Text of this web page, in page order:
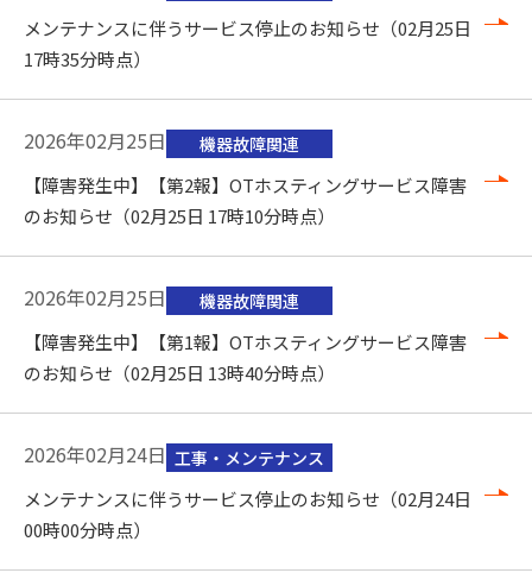
メンテナンスに伴うサービス停止のお知らせ（02月25日
17時35分時点）
2026年02月25日 機器故障関連
【障害発生中】【第2報】OTホスティングサービス障害
のお知らせ（02月25日 17時10分時点）
2026年02月25日 機器故障関連
【障害発生中】【第1報】OTホスティングサービス障害
のお知らせ（02月25日 13時40分時点）
2026年02月24日 工事・メンテナンス
メンテナンスに伴うサービス停止のお知らせ（02月24日
00時00分時点）